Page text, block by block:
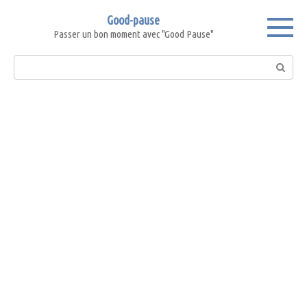
Good-pause
Passer un bon moment avec "Good Pause"
Search: